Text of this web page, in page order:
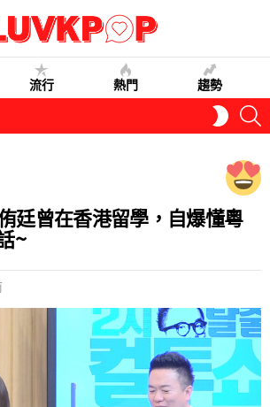
流行 熱門 趨勢
SKIN
曾在香港留學，自爆懂粵
~